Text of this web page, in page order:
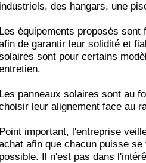
des hangars, une
équipements proposés sont
de garantir leur solidité et
sont pour certains
panneaux solaires sont au
leur alignement face au
important, l'entreprise
afin que chacun puisse
Il n'est pas dans